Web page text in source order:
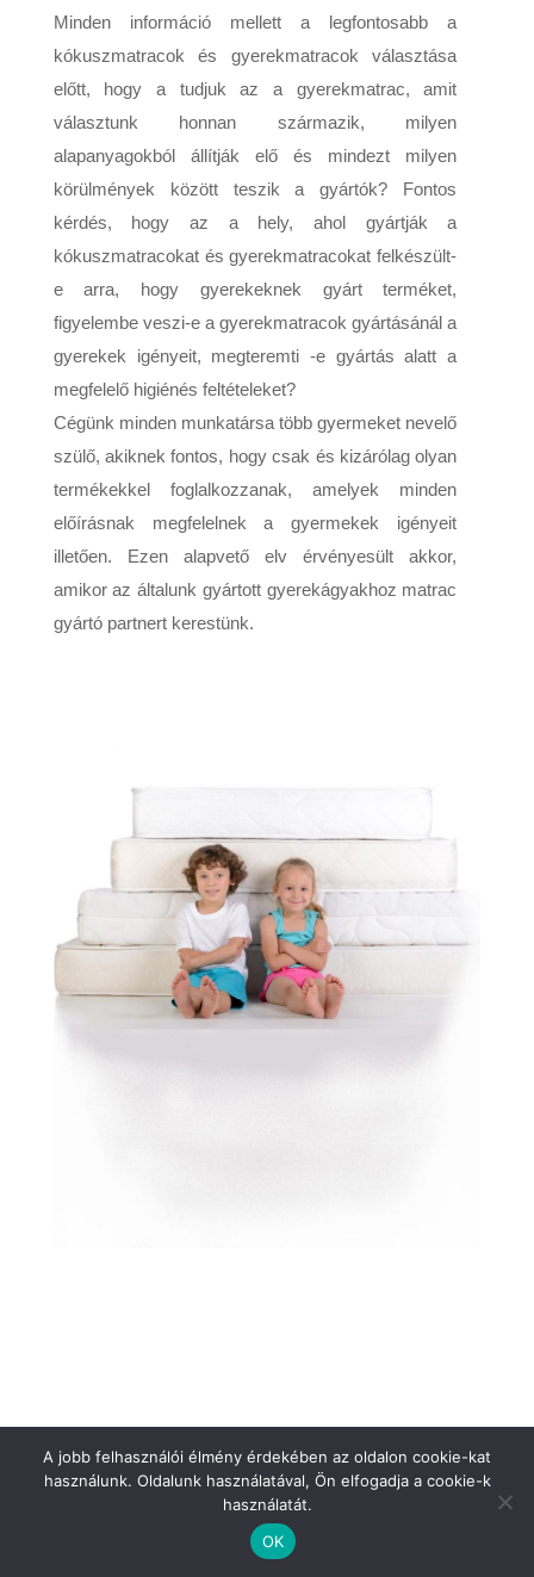
Minden információ mellett a legfontosabb a
kókuszmatracok és gyerekmatracok választása
előtt, hogy a tudjuk az a gyerekmatrac, amit
választunk honnan származik, milyen
alapanyagokból állítják elő és mindezt milyen
körülmények között teszik a gyártók? Fontos
kérdés, hogy az a hely, ahol gyártják a
kókuszmatracokat és gyerekmatracokat felkészült-
e arra, hogy gyerekeknek gyárt terméket,
figyelembe veszi-e a gyerekmatracok gyártásánál a
gyerekek igényeit, megteremti -e gyártás alatt a
megfelelő higiénés feltételeket?
Cégünk minden munkatársa több gyermeket nevelő
szülő, akiknek fontos, hogy csak és kizárólag olyan
termékekkel foglalkozzanak, amelyek minden
előírásnak megfelelnek a gyermekek igényeit
illetően. Ezen alapvető elv érvényesült akkor,
amikor az általunk gyártott gyerekágyakhoz matrac
gyártó partnert kerestünk.
MANOLA
GYEREKBÚ
A jobb felhasználói élmény érdekében az oldalon cookie-kat
használunk. Oldalunk használatával, Ön elfogadja a cookie-k
használatát.
OK